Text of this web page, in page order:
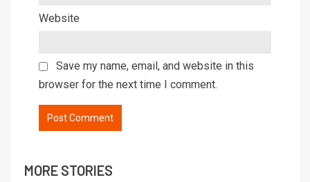
Website
Save my name, email, and website in this
browser for the next time I comment.
MORE STORIES